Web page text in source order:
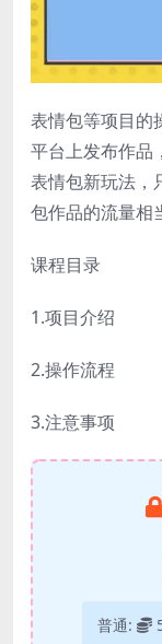
表情包等项目的
平台上发布作品
表情包新玩法，
包作品的流量相
课程目录
1.项目介绍
2.操作流程
3.注意事项
普通: